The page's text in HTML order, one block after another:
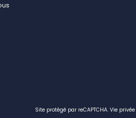
Site protégé par reCAPTCHA. Vie privée